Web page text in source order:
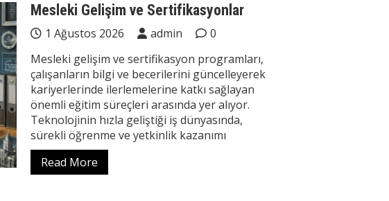
Mesleki Gelişim ve Sertifikasyonlar
1 Ağustos 2026 admin
0
Mesleki gelişim ve sertifikasyon programları,
çalışanların bilgi ve becerilerini güncelleyerek
kariyerlerinde ilerlemelerine katkı sağlayan
önemli eğitim süreçleri arasında yer alıyor.
Teknolojinin hızla geliştiği iş dünyasında,
sürekli öğrenme ve yetkinlik kazanımı
Read More